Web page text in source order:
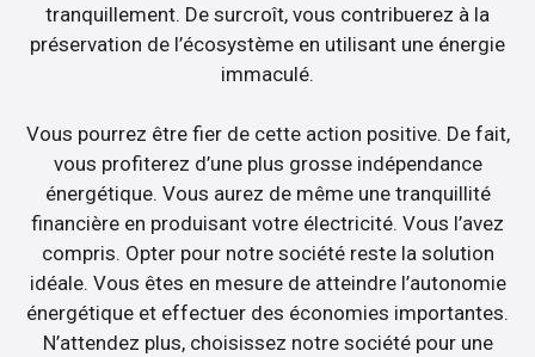
tranquillement. De surcroît, vous contribuerez à la
préservation de l’écosystème en utilisant une énergie
immaculé.
Vous pourrez être fier de cette action positive. De fait,
vous profiterez d’une plus grosse indépendance
énergétique. Vous aurez de même une tranquillité
financière en produisant votre électricité. Vous l’avez
compris. Opter pour notre société reste la solution
idéale. Vous êtes en mesure de atteindre l’autonomie
énergétique et effectuer des économies importantes.
N’attendez plus, choisissez notre société pour une